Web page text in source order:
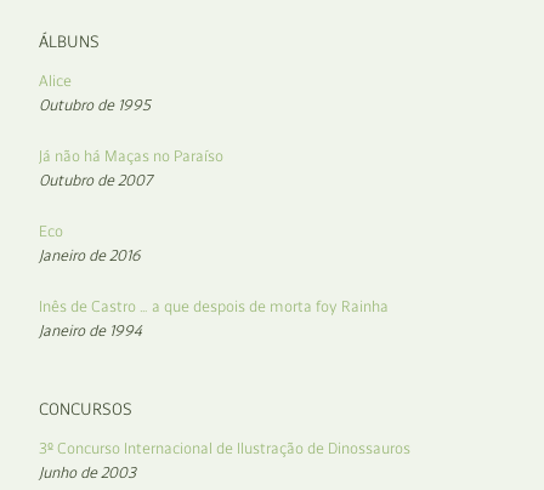
ÁLBUNS
Alice
Outubro de 1995
Já não há Maças no Paraíso
Outubro de 2007
Eco
Janeiro de 2016
Inês de Castro … a que despois de morta foy Rainha
Janeiro de 1994
CONCURSOS
3º Concurso Internacional de Ilustração de Dinossauros
Junho de 2003